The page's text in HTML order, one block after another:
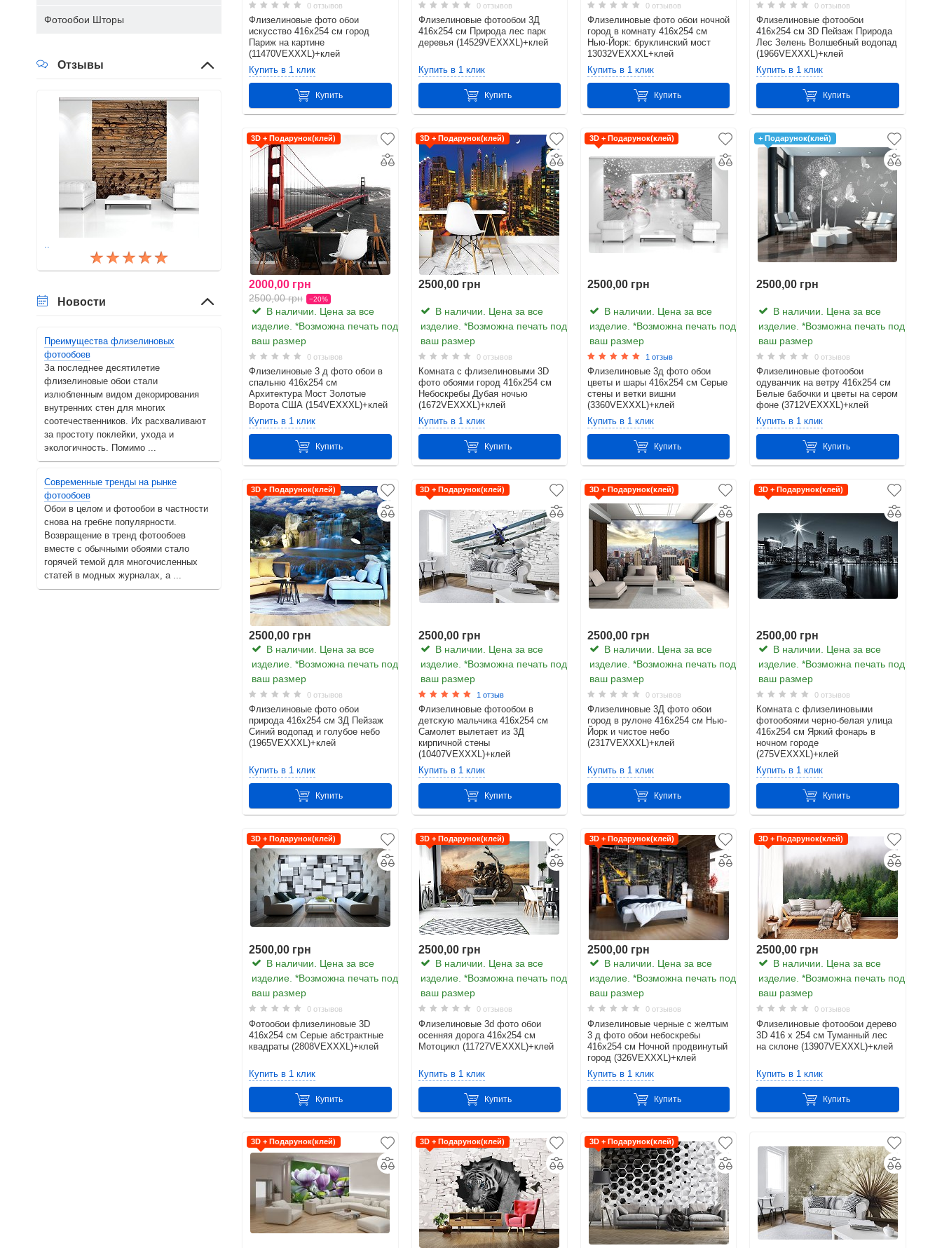
0 отзывов
Флизелиновые фото обои
искусство 416x254 см город
Париж на картине
(11470VEXXXL)+клей
Купить в 1 клик
Купить
0 отзывов
Флизелиновые фотообои 3Д
416x254 см Природа лес парк
деревья (14529VEXXXL)+клей
Купить в 1 клик
Купить
0 отзывов
Флизелиновые фото обои ночной
город в комнату 416x254 см
Нью-Йорк: бруклинский мост
13032VEXXXL+клей
Купить в 1 клик
Купить
0 отзывов
Флизелиновые фотообои
416x254 см 3D Пейзаж Природа
Лес Зелень Волшебный водопад
(1966VEXXXL)+клей
Купить в 1 клик
Купить
3D + Подарунок(клей)
2000,00 грн
2500,00 грн −20%
В наличии. Цена за все
изделие. *Возможна печать под
ваш размер
0 отзывов
Флизелиновые 3 д фото обои в
спальню 416x254 см
Архитектура Мост Золотые
Ворота США (154VEXXXL)+клей
Купить в 1 клик
Купить
3D + Подарунок(клей)
2500,00 грн
В наличии. Цена за все
изделие. *Возможна печать под
ваш размер
0 отзывов
Комната с флизелиновыми 3D
фото обоями город 416x254 см
Небоскребы Дубая ночью
(1672VEXXXL)+клей
Купить в 1 клик
Купить
3D + Подарунок(клей)
2500,00 грн
В наличии. Цена за все
изделие. *Возможна печать под
ваш размер
1 отзыв
Флизелиновые 3д фото обои
цветы и шары 416x254 см Серые
стены и ветки вишни
(3360VEXXXL)+клей
Купить в 1 клик
Купить
+ Подарунок(клей)
2500,00 грн
В наличии. Цена за все
изделие. *Возможна печать под
ваш размер
0 отзывов
Флизелиновые фотообои
одуванчик на ветру 416x254 см
Белые бабочки и цветы на сером
фоне (3712VEXXXL)+клей
Купить в 1 клик
Купить
3D + Подарунок(клей)
2500,00 грн
В наличии. Цена за все
изделие. *Возможна печать под
ваш размер
0 отзывов
Флизелиновые фото обои
природа 416х254 см 3Д Пейзаж
Синий водопад и голубое небо
(1965VEXXXL)+клей
Купить в 1 клик
Купить
3D + Подарунок(клей)
2500,00 грн
В наличии. Цена за все
изделие. *Возможна печать под
ваш размер
1 отзыв
Флизелиновые фотообои в
детскую мальчика 416x254 см
Самолет вылетает из 3Д
кирпичной стены
(10407VEXXXL)+клей
Купить в 1 клик
Купить
3D + Подарунок(клей)
2500,00 грн
В наличии. Цена за все
изделие. *Возможна печать под
ваш размер
0 отзывов
Флизелиновые 3Д фото обои
город в рулоне 416х254 см Нью-
Йорк и чистое небо
(2317VEXXXL)+клей
Купить в 1 клик
Купить
3D + Подарунок(клей)
2500,00 грн
В наличии. Цена за все
изделие. *Возможна печать под
ваш размер
0 отзывов
Комната с флизелиновыми
фотообоями черно-белая улица
416x254 см Яркий фонарь в
ночном городе
(275VEXXXL)+клей
Купить в 1 клик
Купить
3D + Подарунок(клей)
2500,00 грн
В наличии. Цена за все
изделие. *Возможна печать под
ваш размер
0 отзывов
Фотообои флизелиновые 3D
416x254 см Серые абстрактные
квадраты (2808VEXXXL)+клей
Купить в 1 клик
Купить
3D + Подарунок(клей)
2500,00 грн
В наличии. Цена за все
изделие. *Возможна печать под
ваш размер
0 отзывов
Флизелиновые 3d фото обои
осенняя дорога 416x254 см
Мотоцикл (11727VEXXXL)+клей
Купить в 1 клик
Купить
3D + Подарунок(клей)
2500,00 грн
В наличии. Цена за все
изделие. *Возможна печать под
ваш размер
0 отзывов
Флизелиновые черные с желтым
3 д фото обои небоскребы
416x254 см Ночной продвинутый
город (326VEXXXL)+клей
Купить в 1 клик
Купить
3D + Подарунок(клей)
2500,00 грн
В наличии. Цена за все
изделие. *Возможна печать под
ваш размер
0 отзывов
Флизелиновые фотообои дерево
3D 416 x 254 см Туманный лес
на склоне (13907VEXXXL)+клей
Купить в 1 клик
Купить
3D + Подарунок(клей) 3D + Подарунок(клей) 3D + Подарунок(клей)
Фотообои Шторы
Отзывы
..
Новости
Преимущества флизелиновых
фотообоев
За последнее десятилетие
флизелиновые обои стали
излюбленным видом декорирования
внутренних стен для многих
соотечественников. Их расхваливают
за простоту поклейки, ухода и
экологичность. Помимо ...
Современные тренды на рынке
фотообоев
Обои в целом и фотообои в частности
снова на гребне популярности.
Возвращение в тренд фотообоев
вместе с обычными обоями стало
горячей темой для многочисленных
статей в модных журналах, а ...